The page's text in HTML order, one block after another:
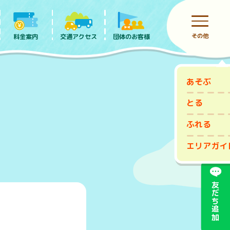
あそぶ
とる
ふれる
エリアガイ
料金案内 交通アクセス 団体のお客様 その他
前売りチケット
友だち追加